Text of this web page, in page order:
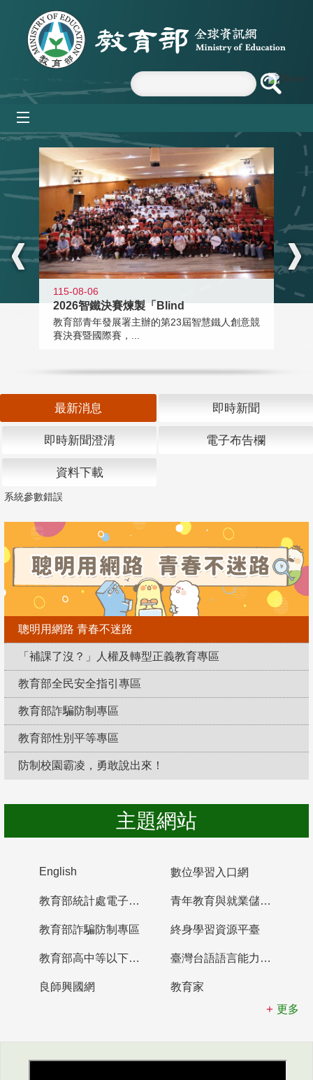
跳到主要內容區塊
:::
115-08-06
2026智鐵決賽煉製「Blind
教育部青年發展署主辦的第23屆智慧鐵人創意競
賽決賽暨國際賽，...
最新消息 即時新聞
即時新聞澄清 電子布告欄
資料下載
系統參數錯誤
聰明用網路 青春不迷路
「補課了沒？」人權及轉型正義教育專區
教育部全民安全指引專區
教育部詐騙防制專區
教育部性別平等專區
防制校園霸凌，勇敢說出來！
主題網站
English 數位學習入口網
教育部統計處電子書櫃 青年教育與就業儲蓄帳戶
教育部詐騙防制專區 終身學習資源平臺
教育部高中等以下學校及幼兒園教師資格檢定考試 臺灣台語語言能力認證網站
良師興國網
教育家
更多